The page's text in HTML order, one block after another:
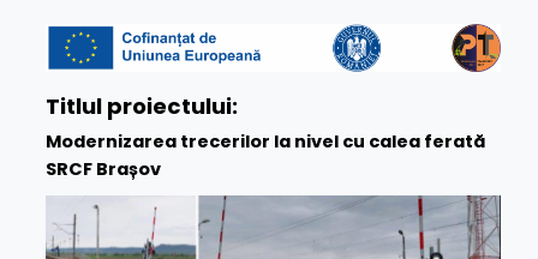
Titlul proiectului:
Modernizarea trecerilor la nivel cu calea ferată
SRCF Brașov